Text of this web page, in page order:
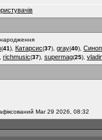
народження
(41), Катарсис(37), gray(40),
richmusic(37), supermag(25),
Mar 29 2026, 08:32